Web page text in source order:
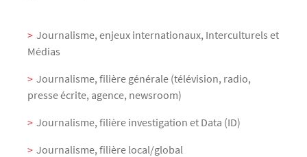
Journalisme, enjeux internationaux, Interculturels et
Médias
Journalisme, filière générale (télévision, radio,
presse écrite, agence, newsroom)
Journalisme, filière investigation et Data (ID)
Journalisme, filière local/global